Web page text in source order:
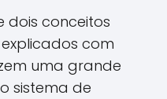
dois conceitos
com
uma grande
sistema de